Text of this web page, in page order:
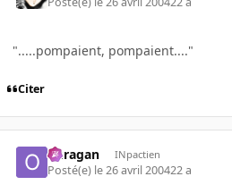
".....pompaient, pompaient...."
Citer
ouragan INpactien
Posté(e) le 26 avril 200422 a